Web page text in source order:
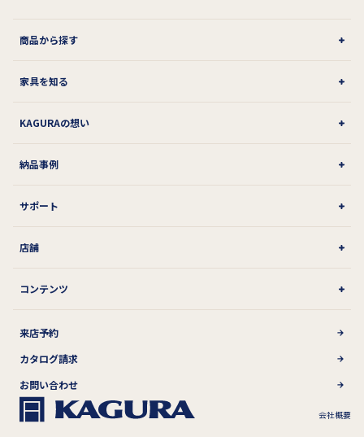
商品から探す
家具を知る
KAGURAの想い
納品事例
サポート
店舗
コンテンツ
来店予約
カタログ請求
お問い合わせ
会社概要